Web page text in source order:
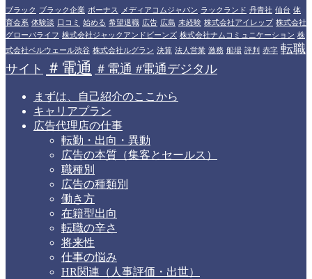
ブラック ブラック企業 ボーナス メディアコムジャパン ラックランド 丹青社 仙台 体
育会系 体験談 口コミ 始める 希望退職 広告 広島 未経験 株式会社アイレップ 株式会社
グローバライフ 株式会社ジャックアンドビーンズ 株式会社ナムコミュニケーション 株
式会社ベルウェール渋谷 株式会社ルグラン 決算 法人営業 激務 船場 評判 赤字 転職
サイト
＃電通 ＃電通 #電通デジタル
まずは、自己紹介のここから
キャリアプラン
広告代理店の仕事
転勤・出向・異動
広告の本質（集客とセールス）
職種別
広告の種類別
働き方
在籍型出向
転職の辛さ
将来性
仕事の悩み
HR関連（人事評価・出世）